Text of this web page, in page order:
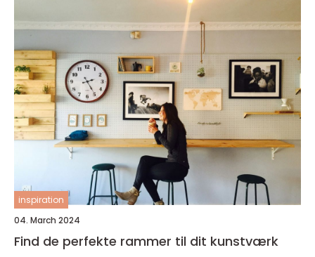
inspiration
04. March 2024
Find de perfekte rammer til dit kunstværk